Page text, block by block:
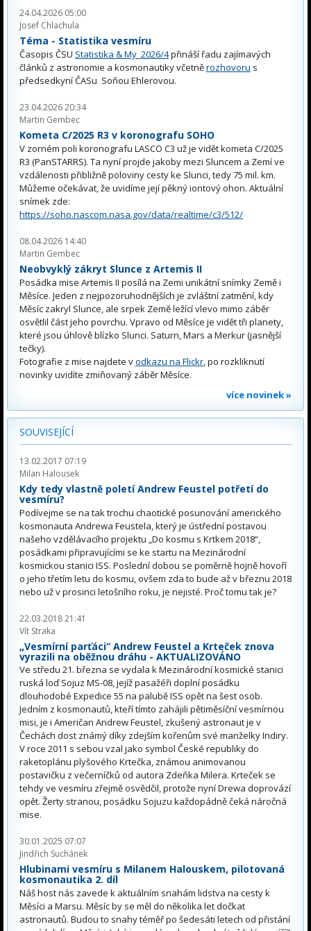
24.04.2026 05:00
Josef Chlachula
Téma - Statistika vesmíru
Časopis ČSU Statistika & My 2026/4přináší řadu zajímavých
článků z astronomie a kosmonautiky včetněrozhovoru s
předsedkyní ČASu Soňou Ehlerovou.
23.04.2026 20:34
Martin Gembec
Kometa C/2025 R3 v koronografu SOHO
V zorném poli koronografu LASCO C3 už je vidět kometa C/2025
R3 (PanSTARRS). Ta nyní projde jakoby mezi Sluncem a Zemí ve
vzdálenosti přibližně poloviny cesty ke Slunci, tedy 75 mil. km.
Můžeme očekávat, že uvidíme její pěkný iontový ohon. Aktuální
snímek zde:
https://soho.nascom.nasa.gov/data/realtime/c3/512/
08.04.2026 14:40
Martin Gembec
Neobvyklý zákryt Slunce z Artemis II
Posádka mise Artemis II posílá na Zemi unikátní snímky Země i
Měsíce. Jeden z nejpozoruhodnějších je zvláštní zatmění, kdy
Měsíc zakryl Slunce, ale srpek Země ležící vlevo mimo záběr
osvětlil část jeho povrchu. Vpravo od Měsíce je vidět tři planety,
které jsou úhlově blízko Slunci. Saturn, Mars a Merkur (jasnější
tečky).
Fotografie z mise najdete vodkazu na Flickr, po rozkliknutí
novinky uvidíte zmiňovaný záběr Měsíce.
více novinek »
SOUVISEJÍCÍ
13.02.2017 07:19
Milan Halousek
Kdy tedy vlastně poletí Andrew Feustel potřetí do
vesmíru?
Podívejme se na tak trochu chaotické posunování amerického
kosmonauta Andrewa Feustela, který je ústřední postavou
našeho vzdělávacího projektu „Do kosmu s Krtkem 2018“,
posádkami připravujícími se ke startu na Mezinárodní
kosmickou stanici ISS. Poslední dobou se poměrně hojně hovoří
o jeho třetím letu do kosmu, ovšem zda to bude až v březnu 2018
nebo už v prosinci letošního roku, je nejisté. Proč tomu tak je?
22.03.2018 21:41
Vít Straka
„Vesmírní parťáci“ Andrew Feustel a Krteček znova
vyrazili na oběžnou dráhu - AKTUALIZOVÁNO
Ve středu 21. března se vydala k Mezinárodní kosmické stanici
ruská loď Sojuz MS-08, jejíž pasažéři doplní posádku
dlouhodobé Expedice 55 na palubě ISS opět na šest osob.
Jedním z kosmonautů, kteří tímto zahájili pětiměsíční vesmírnou
misi, je i Američan Andrew Feustel, zkušený astronaut je v
Čechách dost známý díky zdejším kořenům své manželky Indiry.
V roce 2011 s sebou vzal jako symbol České republiky do
raketoplánu plyšového Krtečka, známou animovanou
postavičku z večerníčků od autora Zdeňka Milera. Krteček se
tehdy ve vesmíru zřejmě osvědčil, protože nyní Drewa doprovází
opět. Žerty stranou, posádku Sojuzu každopádně čeká náročná
mise.
30.01.2025 07:07
Jindřich Suchánek
Hlubinami vesmíru s Milanem Halouskem, pilotovaná
kosmonautika 2. díl
Náš host nás zavede k aktuálním snahám lidstva na cesty k
Měsíci a Marsu. Měsíc by se měl do několika let dočkat
astronautů. Budou to snahy téměř po šedesáti letech od přistání